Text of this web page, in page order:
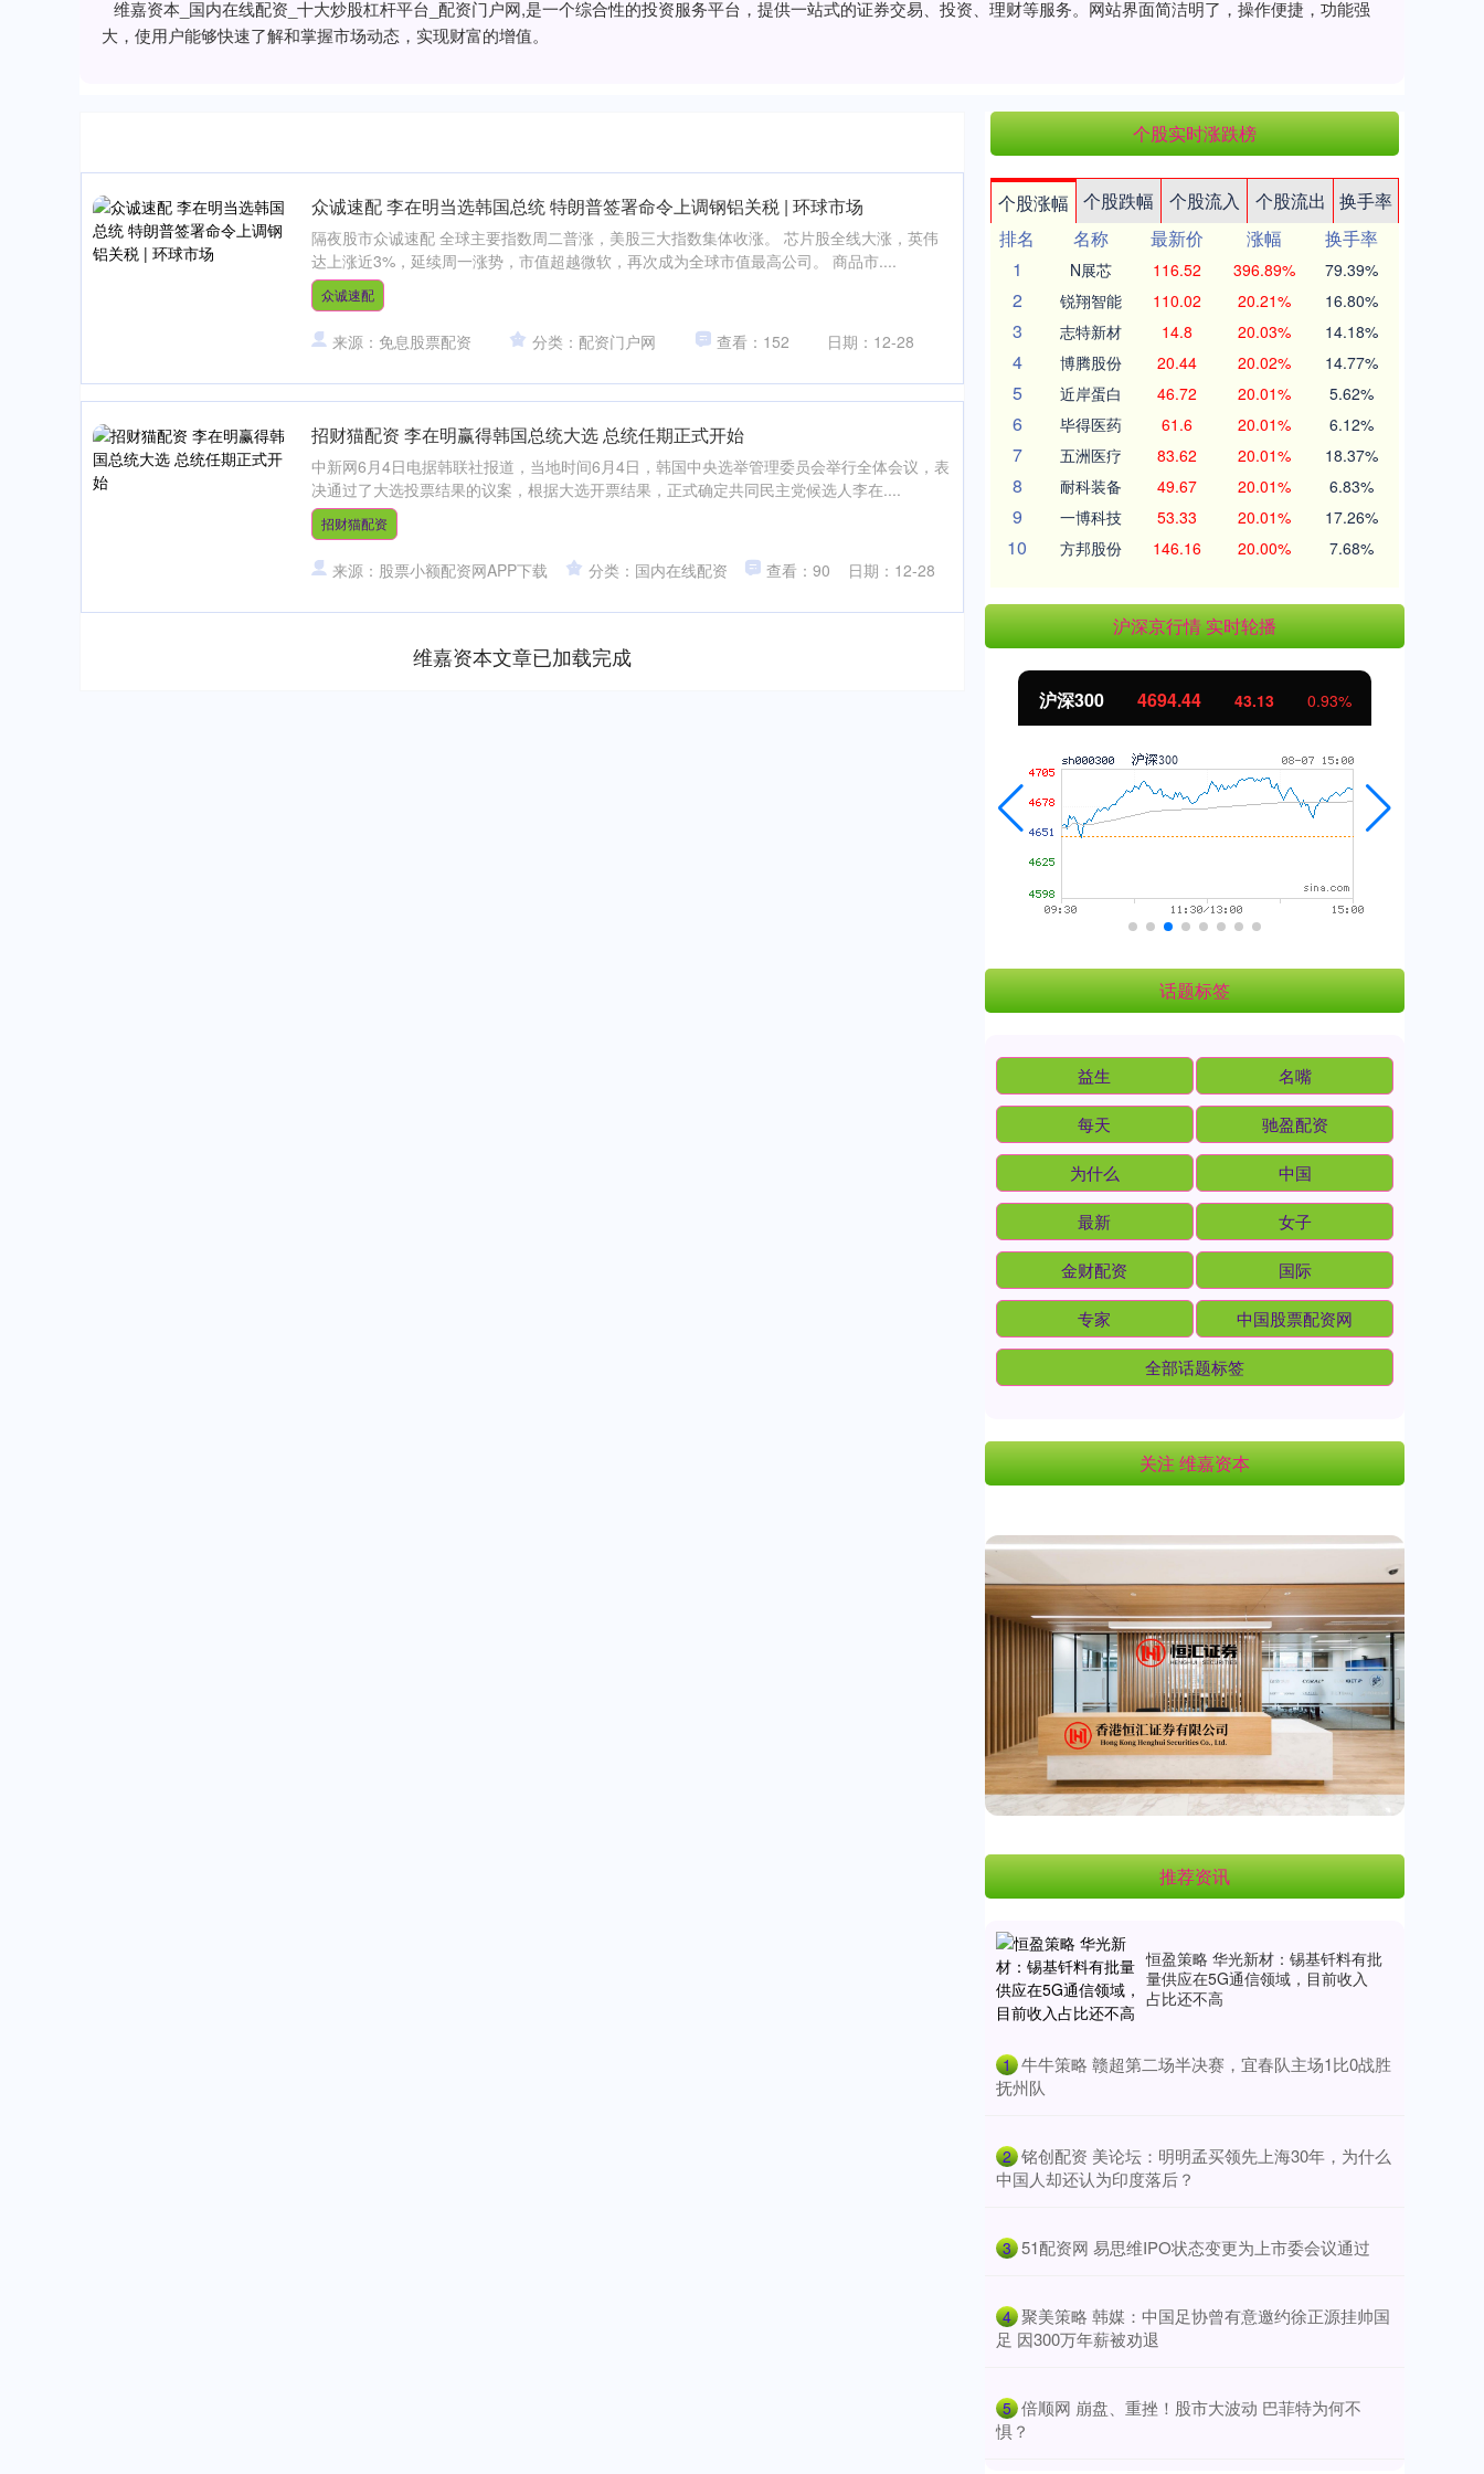
维嘉资本_国内在线配资_十大炒股杠杆平台_配资门户网,是一个综合性的投资服务平台，提供一站式的证券交易、投资、理财等服务。网站界面简洁明了，操作便捷，功能强
大，使用户能够快速了解和掌握市场动态，实现财富的增值。
众诚速配 李在明当选韩国总统 特朗普签署命令上调钢铝关税 | 环球市场
隔夜股市众诚速配 全球主要指数周二普涨，美股三大指数集体收涨。 芯片股全线大涨，英伟
达上涨近3%，延续周一涨势，市值超越微软，再次成为全球市值最高公司。 商品市....
众诚速配
来源：免息股票配资 分类：配资门户网 查看：152 日期：12-28
招财猫配资 李在明赢得韩国总统大选 总统任期正式开始
中新网6月4日电据韩联社报道，当地时间6月4日，韩国中央选举管理委员会举行全体会议，表
决通过了大选投票结果的议案，根据大选开票结果，正式确定共同民主党候选人李在....
招财猫配资
来源：股票小额配资网APP下载 分类：国内在线配资 查看：90 日期：12-28
维嘉资本文章已加载完成
个股实时涨跌榜
个股涨幅 个股跌幅 个股流入 个股流出
换手率
排名
名称 最新价 涨幅
换手率
1
N展芯 116.52 396.89% 79.39%
2 锐翔智能 110.02 20.21% 16.80%
3 志特新材 14.8 20.03% 14.18%
4 博腾股份 20.44 20.02% 14.77%
5 近岸蛋白 46.72 20.01% 5.62%
6 毕得医药 61.6 20.01% 6.12%
7 五洲医疗 83.62 20.01% 18.37%
8 耐科装备 49.67 20.01% 6.83%
9 一博科技 53.33 20.01% 17.26%
10 方邦股份 146.16 20.00% 7.68%
沪深京行情 实时轮播
沪深300 4694.44 43.13 0.93%
话题标签
益生 名嘴
每天 驰盈配资
为什么 中国
最新 女子
金财配资 国际
专家 中国股票配资网
全部话题标签
关注 维嘉资本
推荐资讯
恒盈策略 华光新材：锡基钎料有批
量供应在5G通信领域，目前收入
占比还不高
1 ​牛牛策略 赣超第二场半决赛，宜春队主场1比0战胜
抚州队
2 ​铭创配资 美论坛：明明孟买领先上海30年，为什么
中国人却还认为印度落后？
3 ​51配资网 易思维IPO状态变更为上市委会议通过
4 ​聚美策略 韩媒：中国足协曾有意邀约徐正源挂帅国
足 因300万年薪被劝退
5 ​倍顺网 崩盘、重挫！股市大波动 巴菲特为何不
惧？